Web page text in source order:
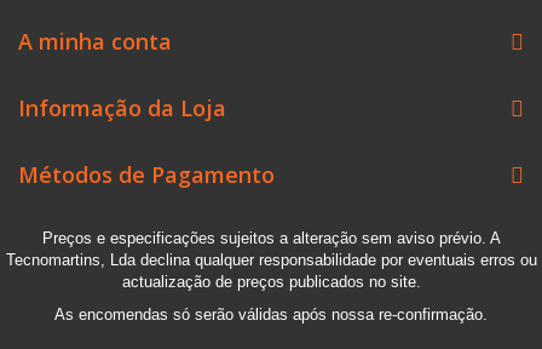
A minha conta
Informação da Loja
Métodos de Pagamento
Preços e especificações sujeitos a alteração sem aviso prévio. A
Tecnomartins, Lda declina qualquer responsabilidade por eventuais erros ou
actualização de preços publicados no site.
As encomendas só serão válidas após nossa re-confirmação.